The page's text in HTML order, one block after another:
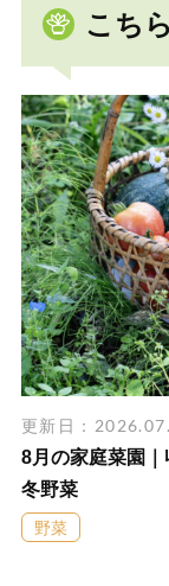
こち
更新日：
8月の家庭菜園
冬野菜
野菜